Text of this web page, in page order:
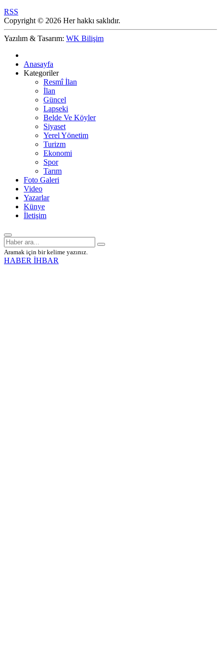
RSS
Copyright © 2026 Her hakkı saklıdır.
Yazılım & Tasarım: WK Bilişim
Anasayfa
Kategoriler
Resmî İlan
İlan
Güncel
Lapseki
Belde Ve Köyler
Siyaset
Yerel Yönetim
Turizm
Ekonomi
Spor
Tarım
Foto Galeri
Video
Yazarlar
Künye
İletişim
Aramak için bir kelime yazınız.
HABER İHBAR